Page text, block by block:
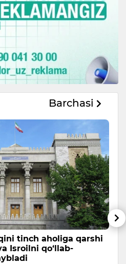
Barchasi
tinch aholiga qarshi
Isroilni qo‘llab-